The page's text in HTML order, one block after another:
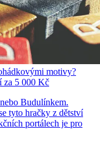
motivy?
za 5 000 Kč
Budulínkem.
tyto hračky z dětství
portálech je pro